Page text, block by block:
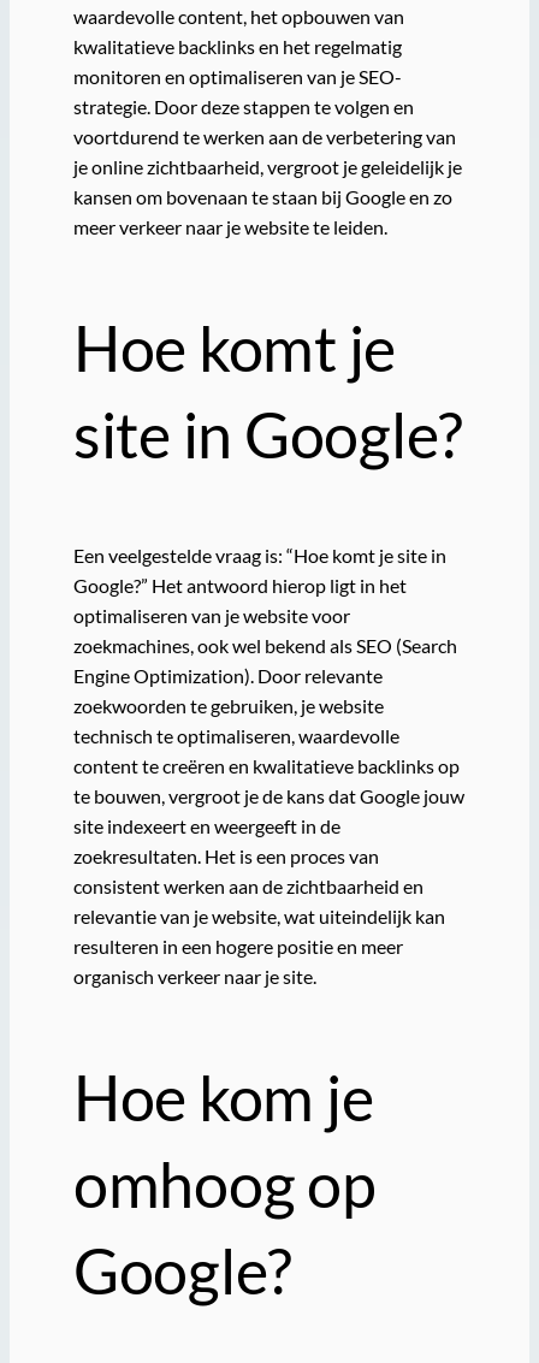
waardevolle content, het opbouwen van
kwalitatieve backlinks en het regelmatig
monitoren en optimaliseren van je SEO-
strategie. Door deze stappen te volgen en
voortdurend te werken aan de verbetering van
je online zichtbaarheid, vergroot je geleidelijk je
kansen om bovenaan te staan bij Google en zo
meer verkeer naar je website te leiden.
Hoe komt je
site in Google?
Een veelgestelde vraag is: “Hoe komt je site in
Google?” Het antwoord hierop ligt in het
optimaliseren van je website voor
zoekmachines, ook wel bekend als SEO (Search
Engine Optimization). Door relevante
zoekwoorden te gebruiken, je website
technisch te optimaliseren, waardevolle
content te creëren en kwalitatieve backlinks op
te bouwen, vergroot je de kans dat Google jouw
site indexeert en weergeeft in de
zoekresultaten. Het is een proces van
consistent werken aan de zichtbaarheid en
relevantie van je website, wat uiteindelijk kan
resulteren in een hogere positie en meer
organisch verkeer naar je site.
Hoe kom je
omhoog op
Google?